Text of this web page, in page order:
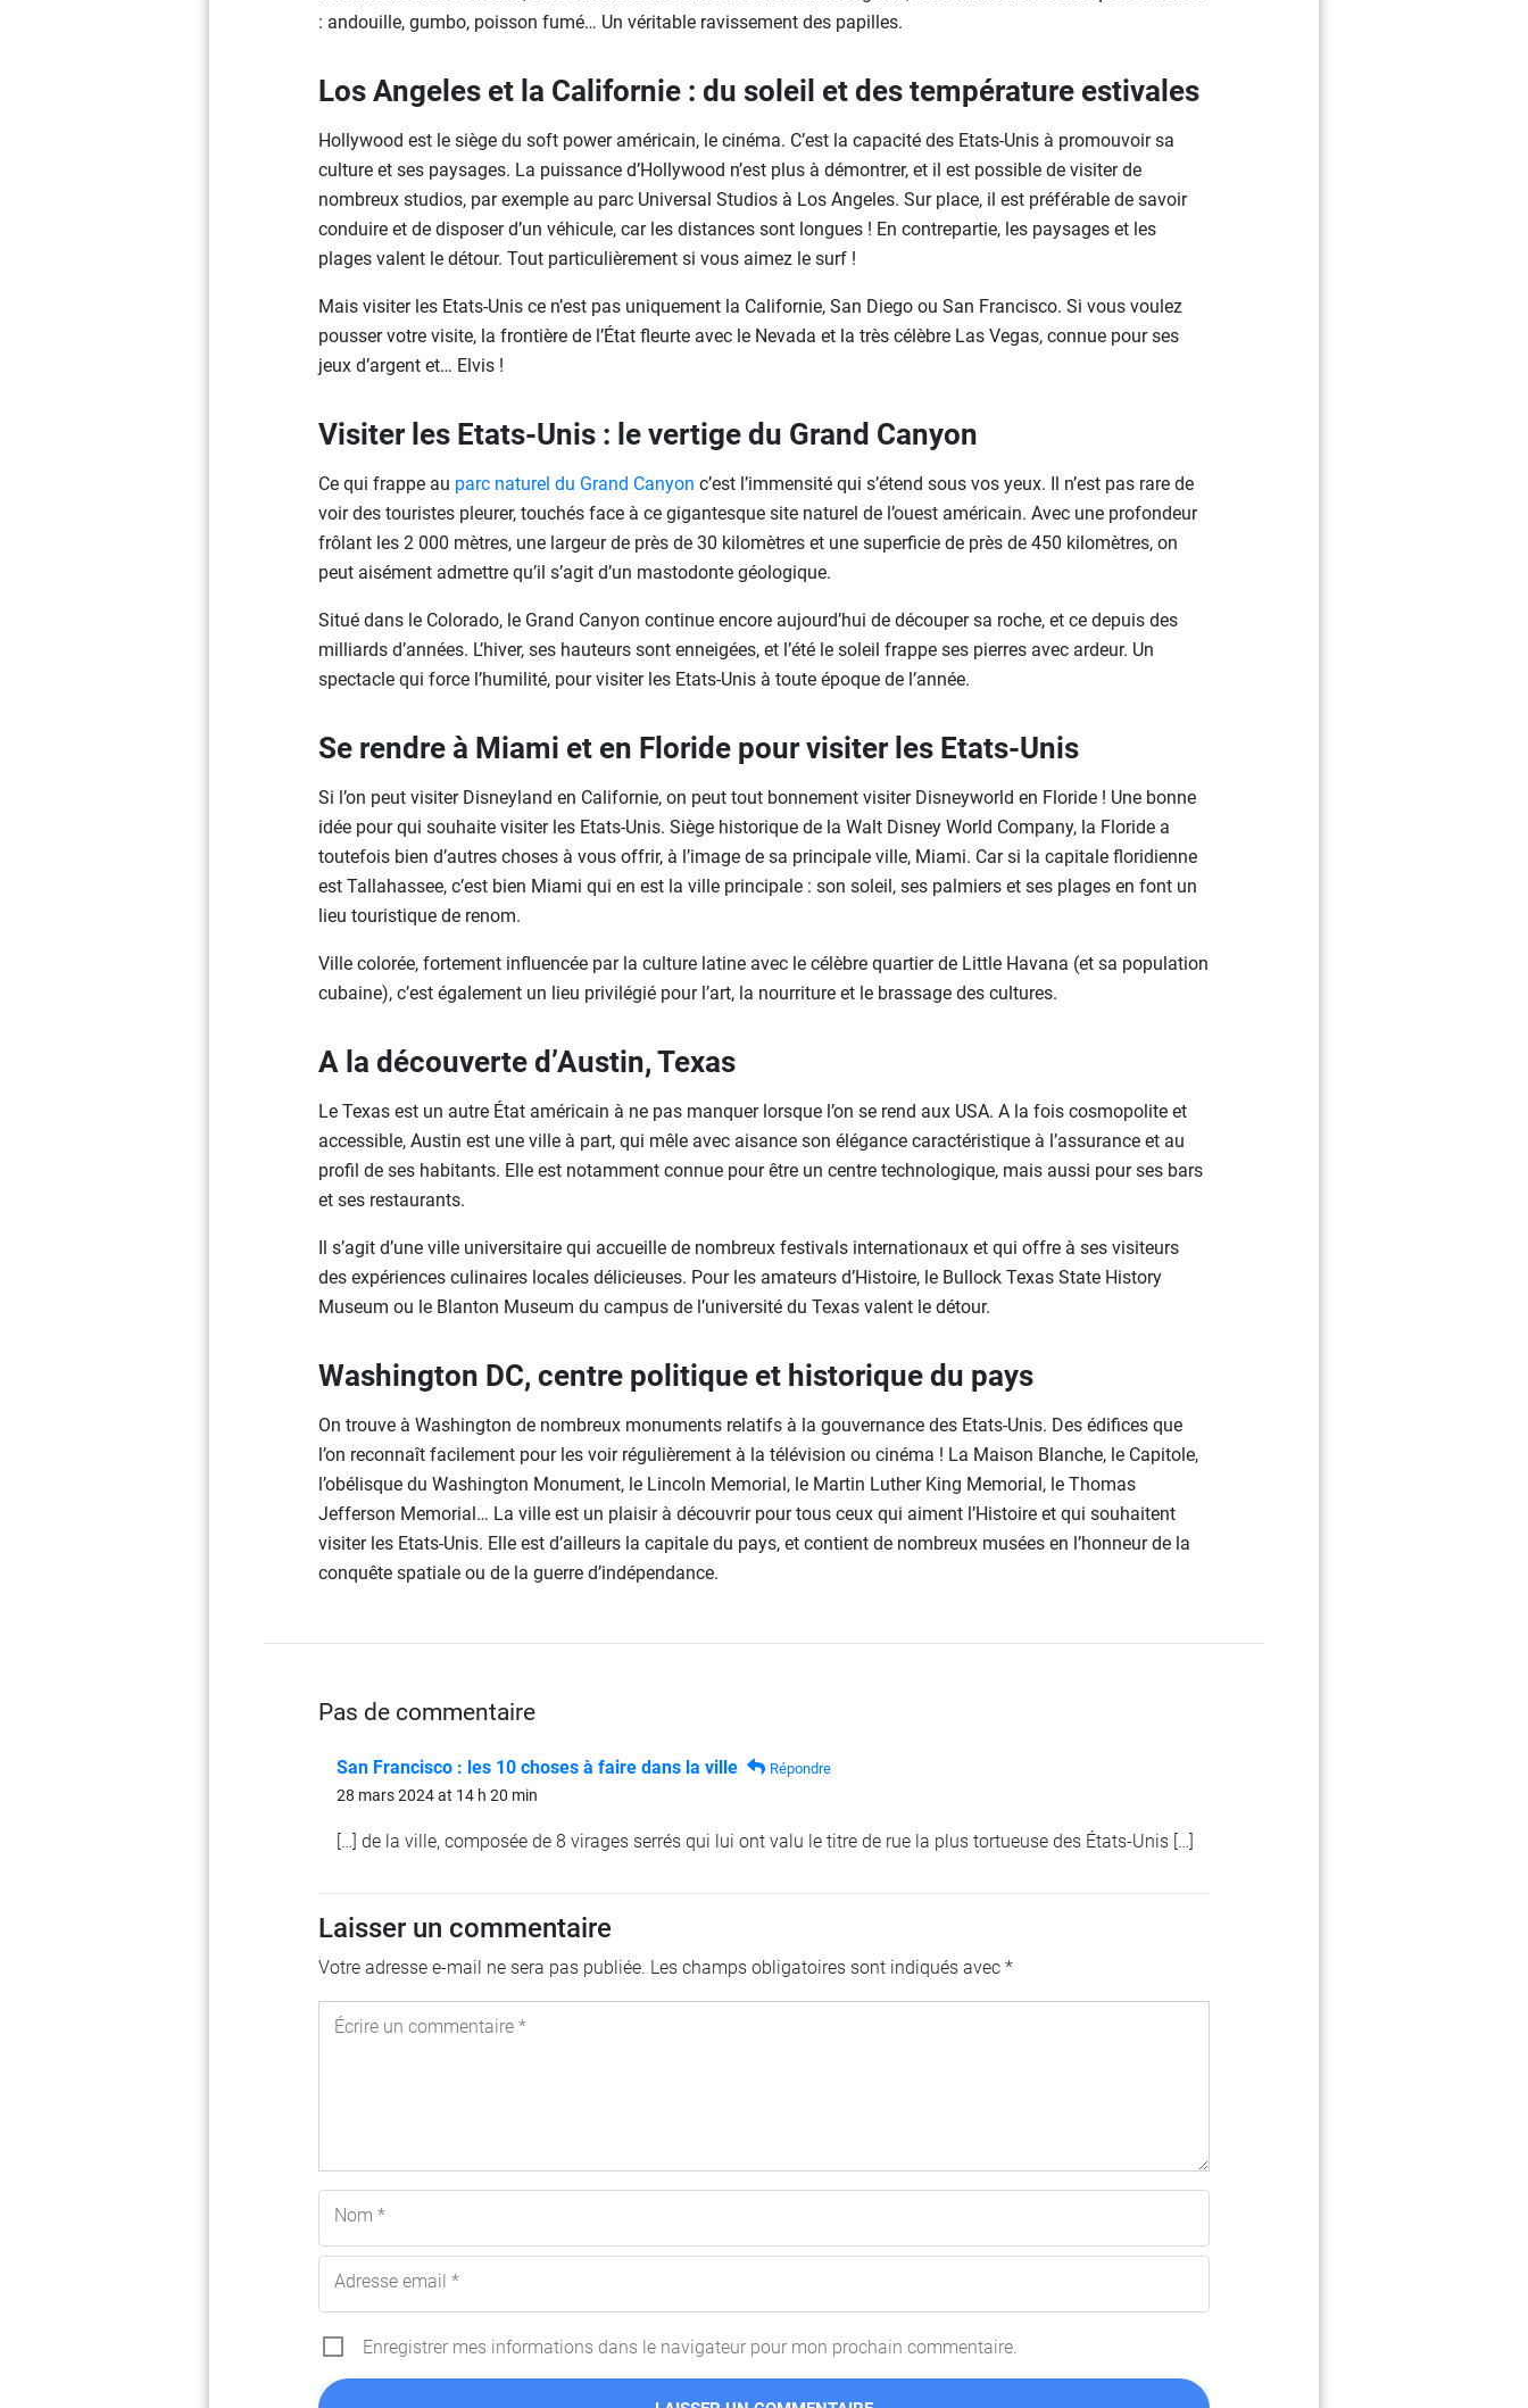
: andouille, gumbo, poisson fumé… Un véritable ravissement des papilles.
Los Angeles et la Californie : du soleil et des température estivales
Hollywood est le siège du soft power américain, le cinéma. C’est la capacité des Etats-Unis à promouvoir sa
culture et ses paysages. La puissance d’Hollywood n’est plus à démontrer, et il est possible de visiter de
nombreux studios, par exemple au parc Universal Studios à Los Angeles. Sur place, il est préférable de savoir
conduire et de disposer d’un véhicule, car les distances sont longues ! En contrepartie, les paysages et les
plages valent le détour. Tout particulièrement si vous aimez le surf !
Mais visiter les Etats-Unis ce n’est pas uniquement la Californie, San Diego ou San Francisco. Si vous voulez
pousser votre visite, la frontière de l’État fleurte avec le Nevada et la très célèbre Las Vegas, connue pour ses
jeux d’argent et… Elvis !
Visiter les Etats-Unis : le vertige du Grand Canyon
Ce qui frappe au parc naturel du Grand Canyon c’est l’immensité qui s’étend sous vos yeux. Il n’est pas rare de
voir des touristes pleurer, touchés face à ce gigantesque site naturel de l’ouest américain. Avec une profondeur
frôlant les 2 000 mètres, une largeur de près de 30 kilomètres et une superficie de près de 450 kilomètres, on
peut aisément admettre qu’il s’agit d’un mastodonte géologique.
Situé dans le Colorado, le Grand Canyon continue encore aujourd’hui de découper sa roche, et ce depuis des
milliards d’années. L’hiver, ses hauteurs sont enneigées, et l’été le soleil frappe ses pierres avec ardeur. Un
spectacle qui force l’humilité, pour visiter les Etats-Unis à toute époque de l’année.
Se rendre à Miami et en Floride pour visiter les Etats-Unis
Si l’on peut visiter Disneyland en Californie, on peut tout bonnement visiter Disneyworld en Floride ! Une bonne
idée pour qui souhaite visiter les Etats-Unis. Siège historique de la Walt Disney World Company, la Floride a
toutefois bien d’autres choses à vous offrir, à l’image de sa principale ville, Miami. Car si la capitale floridienne
est Tallahassee, c’est bien Miami qui en est la ville principale : son soleil, ses palmiers et ses plages en font un
lieu touristique de renom.
Ville colorée, fortement influencée par la culture latine avec le célèbre quartier de Little Havana (et sa population
cubaine), c’est également un lieu privilégié pour l’art, la nourriture et le brassage des cultures.
A la découverte d’Austin, Texas
Le Texas est un autre État américain à ne pas manquer lorsque l’on se rend aux USA. A la fois cosmopolite et
accessible, Austin est une ville à part, qui mêle avec aisance son élégance caractéristique à l’assurance et au
profil de ses habitants. Elle est notamment connue pour être un centre technologique, mais aussi pour ses bars
et ses restaurants.
Il s’agit d’une ville universitaire qui accueille de nombreux festivals internationaux et qui offre à ses visiteurs
des expériences culinaires locales délicieuses. Pour les amateurs d’Histoire, le Bullock Texas State History
Museum ou le Blanton Museum du campus de l’université du Texas valent le détour.
Washington DC, centre politique et historique du pays
On trouve à Washington de nombreux monuments relatifs à la gouvernance des Etats-Unis. Des édifices que
l’on reconnaît facilement pour les voir régulièrement à la télévision ou cinéma ! La Maison Blanche, le Capitole,
l’obélisque du Washington Monument, le Lincoln Memorial, le Martin Luther King Memorial, le Thomas
Jefferson Memorial… La ville est un plaisir à découvrir pour tous ceux qui aiment l’Histoire et qui souhaitent
visiter les Etats-Unis. Elle est d’ailleurs la capitale du pays, et contient de nombreux musées en l’honneur de la
conquête spatiale ou de la guerre d’indépendance.
Pas de commentaire
San Francisco : les 10 choses à faire dans la ville Répondre
28 mars 2024 at 14 h 20 min
[…] de la ville, composée de 8 virages serrés qui lui ont valu le titre de rue la plus tortueuse des États-Unis […]
Laisser un commentaire
Votre adresse e-mail ne sera pas publiée. Les champs obligatoires sont indiqués avec *
Écrire un commentaire *
Nom *
Adresse email *
Enregistrer mes informations dans le navigateur pour mon prochain commentaire.